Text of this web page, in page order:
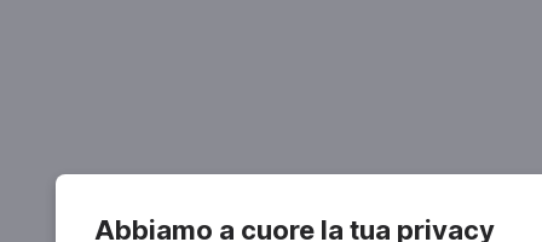
Abbiamo a cuore la tua privacy